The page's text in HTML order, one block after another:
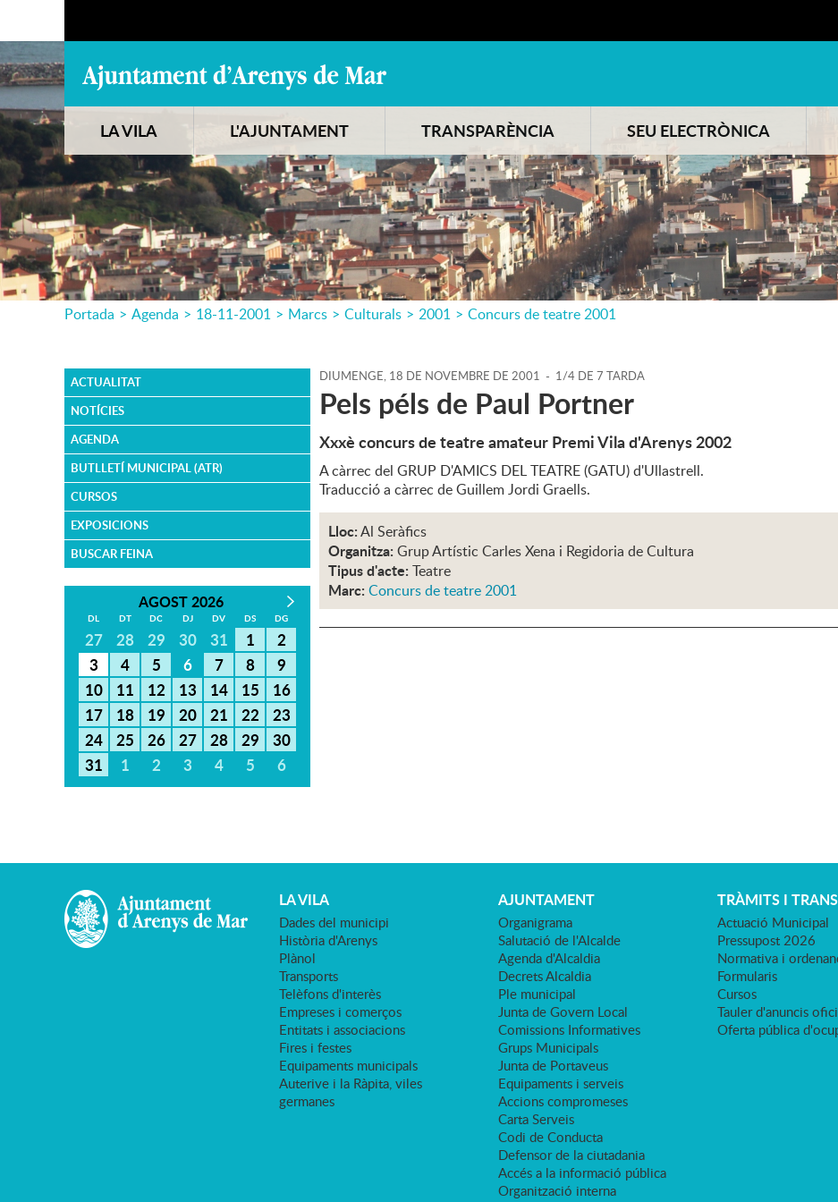
LA VILA L'AJUNTAMENT TRANSPARÈNCIA SEU ELECTRÒNICA
Portada > Agenda > 18-11-2001 > Marcs > Culturals > 2001 > Concurs de teatre 2001
ACTUALITAT
NOTÍCIES
AGENDA
BUTLLETÍ MUNICIPAL (ATR)
CURSOS
EXPOSICIONS
BUSCAR FEINA
AGOST 2026
DL DT DC DJ DV DS DG
27 28 29 30 31 1
2
3
4 5 6 7 8
9
10
11 12 13 14 15
16
17
18 19 20 21 22
23
24
25 26 27 28 29
30
31
1 2 3 4 5 6
DIUMENGE, 18 DE NOVEMBRE DE 2001 - 1/4 DE 7 TARDA
Pels péls de Paul Portner
Xxxè concurs de teatre amateur Premi Vila d'Arenys 2002
A càrrec del GRUP D'AMICS DEL TEATRE (GATU) d'Ullastrell.
Traducció a càrrec de Guillem Jordi Graells.
Lloc:Al Seràfics
Organitza: Grup Artístic Carles Xena i Regidoria de Cultura
Tipus d'acte: Teatre
Marc: Concurs de teatre 2001
LA VILA
Dades del municipi
Història d'Arenys
Plànol
Transports
Telèfons d'interès
Empreses i comerços
Entitats i associacions
Fires i festes
Equipaments municipals
Auterive i la Ràpita, viles
germanes
AJUNTAMENT
Organigrama
Salutació de l'Alcalde
Agenda d'Alcaldia
Decrets Alcaldia
Ple municipal
Junta de Govern Local
Comissions Informatives
Grups Municipals
Junta de Portaveus
Equipaments i serveis
Accions compromeses
Carta Serveis
Codi de Conducta
Defensor de la ciutadania
Accés a la informació pública
Organització interna
TRÀMITS I
Actuació Municipal
Pressupost 2026
Normativa i
Formularis
Cursos
Tauler d'anuncis
Oferta pública